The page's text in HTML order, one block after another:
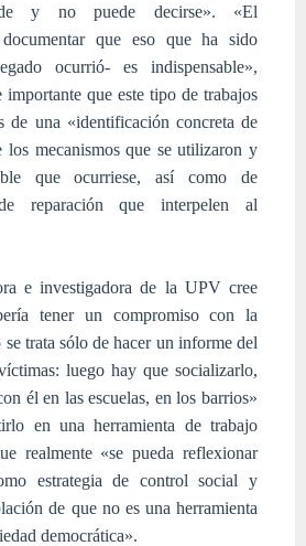
y no puede decirse». «El
que eso que ha sido
ocurrió- es indispensable»,
importante que este tipo de trabajos
de una «identificación concreta de
los mecanismos que se utilizaron y
que ocurriese, así como de
de reparación que interpelen al
e investigadora de la UPV cree
tener un compromiso con la
trata sólo de hacer un informe del
luego hay que socializarlo,
él en las escuelas, en los barrios»
en una herramienta de trabajo
realmente «se pueda reflexionar
estrategia de control social y
de que no es una herramienta
democrática».